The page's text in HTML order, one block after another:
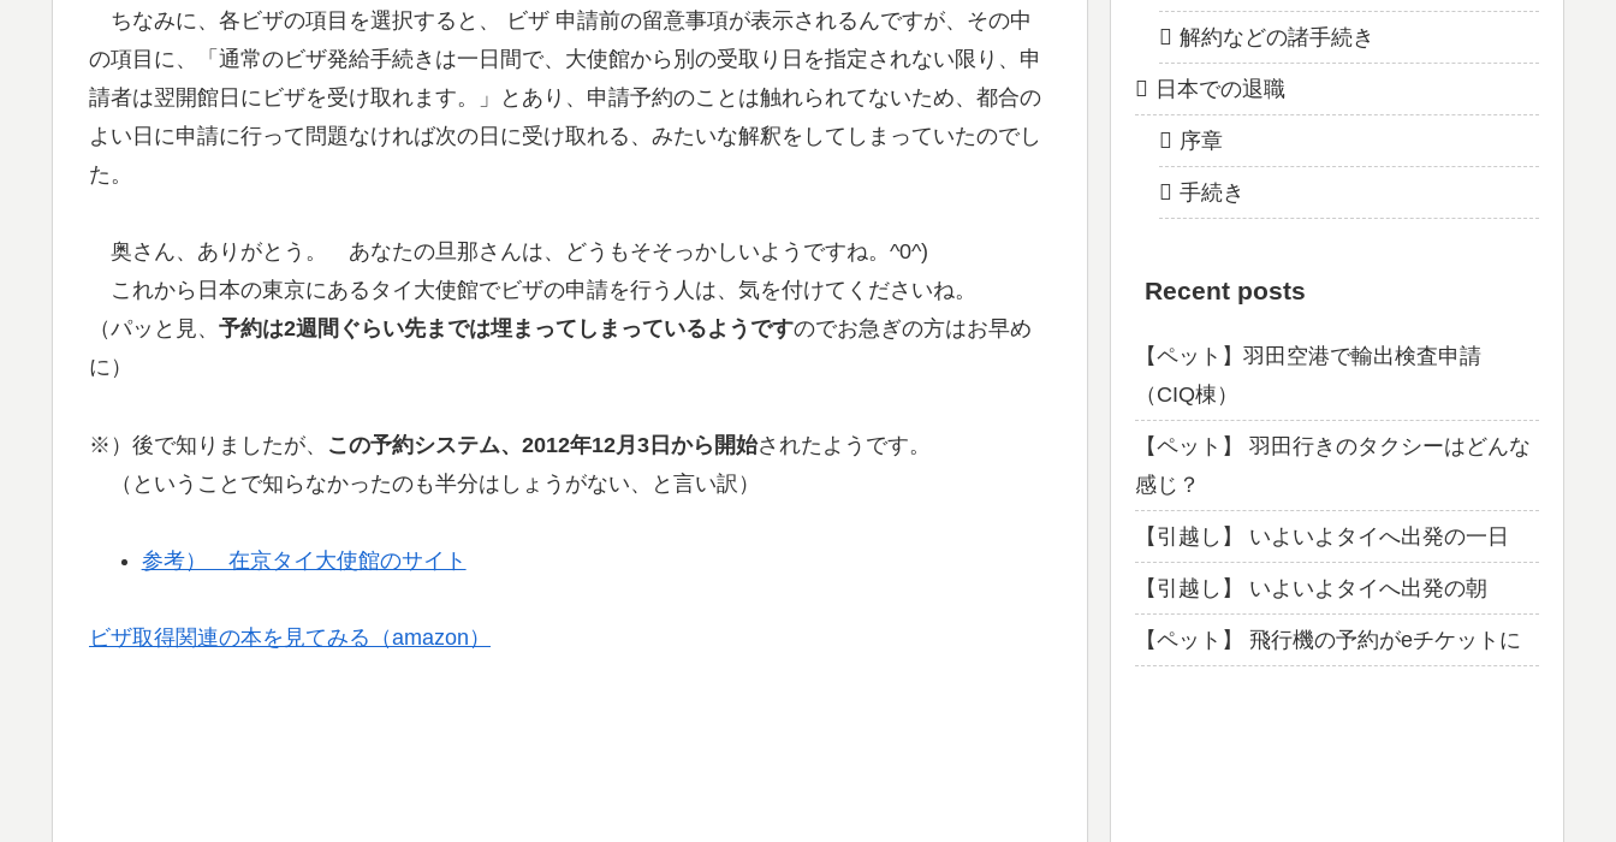
ちなみに、各ビザの項目を選択すると、 ビザ 申請前の留意事項が表示されるんですが、その中
の項目に、「通常のビザ発給手続きは一日間で、大使館から別の受取り日を指定されない限り、申
請者は翌開館日にビザを受け取れます。」とあり、申請予約のことは触れられてないため、都合の
よい日に申請に行って問題なければ次の日に受け取れる、みたいな解釈をしてしまっていたのでし
た。
奥さん、ありがとう。 あなたの旦那さんは、どうもそそっかしいようですね。^0^)
これから日本の東京にあるタイ大使館でビザの申請を行う人は、気を付けてくださいね。
（パッと見、 予約は2週間ぐらい先までは埋まってしまっているようですのでお急ぎの方はお早め
に）
※）後で知りましたが、 この予約システム、2012年12月3日から開始されたようです。
（ということで知らなかったのも半分はしょうがない、と言い訳）
参考） 在京タイ大使館のサイト
ビザ取得関連の本を見てみる（amazon）
解約などの諸手続き
日本での退職
序章
手続き
Recent posts
【ペット】羽田空港で輸出検査申請
（CIQ棟）
【ペット】 羽田行きのタクシーはどんな
感じ？
【引越し】 いよいよタイへ出発の一日
【引越し】 いよいよタイへ出発の朝
【ペット】 飛行機の予約がeチケットに